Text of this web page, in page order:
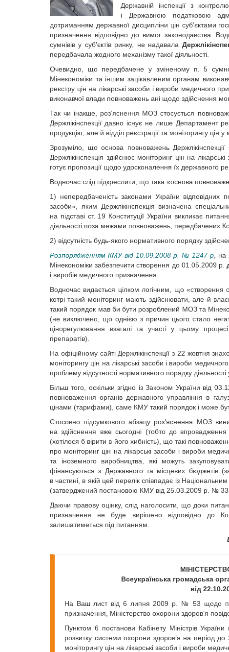
Державній інспекції з
і Державною податковою
дотриманням державної дисципліни цін суб’єктами
призначення відповідно до вимог законодавства.
сумнівів у суб’єктів ринку, не надавала
передбачала жодного механізму такої діяльності.
Очевидно, що передбачене у зміненому п. 5
Мінекономіки та іншим зацікавленим органам
реєстру цін на лікарські засоби і вироби медичного
виконавчої влади повноважень ані щодо здійснення
Так чи інакше, роз’яснення МОЗ стосується
Держлікінспекції давно існує не лише Департамент
продукцію, але й відділ реєстрації та моніторингу цін
Зрозуміло, що основа повноважень
Держлікінспекція здійснює моніторинг цін на лікарські
готує пропозиції щодо удосконалення їх державного
Водночас слід підкреслити, що така «основа
1) непередбаченість законами України відповідних
засоби», яким Держлікінспекція визначена
на підставі ст. 19 Конституції України викликає
діяльності поза межами повноважень, передбачених
2) відсутність будь-якого нормативного порядку
Розпорядженням КМУ від 10.09.2008 р. № 1247-р ,
Мінекономіки забезпечити створення до 01.05.2009 р.
і виробів медичного призначення.
Водночас видається цілком логічним, що
котрі такий моніторинг мають здійснювати, але й
такий порядок мав би бути розроблений МОЗ та
(не виключено, що однією з причин цього стало
цінорегулювання взагалі та участі у цьому
препаратів).
На офіційному сайті Держлікінспекції з 22 жовтня
моніторингу цін на лікарські засоби і вироби
проблему відсутності нормативного порядку діяльності
Більш того, оскільки згідно із Законом України
повноваження органів державного управління в
цінами (тарифами), саме КМУ такий порядок і може
Стосовно підсумкового абзацу роз’яснення МОЗ
на здійснення вже сьогодні (тобто до
(хотілося б вірити в його хибність), що такі
про моніторинг цін на лікарські засоби і вироби
та іноземного виробництва, які можуть
фінансуються з Державного та місцевих
в частині, в якій цей перелік співпадає із
(затверджений постановою КМУ від 25.03.2009 р. №
Даючи правову оцінку, слід наголосити, що доки
призначення не буде вирішено відповідно до
залишатиметься під питанням.
Всеукраїнська громадська
від
На Ваш лист від 6 липня 2009 р. № 53 щодо
призначення, Міністерство охорони здоров’я
Пунктом 6 постанови Кабінету Міністрів
розвитку системи охорони здоров’я на період
моніторингу цін на лікарські засоби і вироби